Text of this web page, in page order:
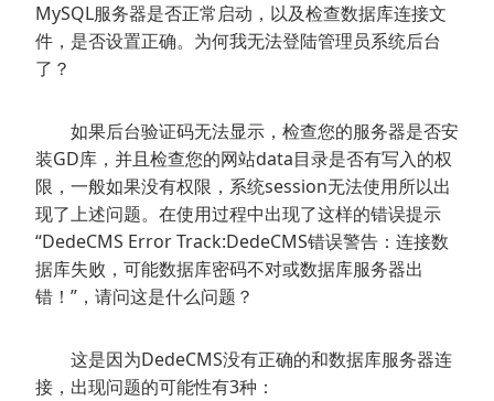
MySQL服务器是否正常启动，以及检查数据库连接文
件，是否设置正确。为何我无法登陆管理员系统后台
了？
如果后台验证码无法显示，检查您的服务器是否安
装GD库，并且检查您的网站data目录是否有写入的权
限，一般如果没有权限，系统session无法使用所以出
现了上述问题。在使用过程中出现了这样的错误提示
“DedeCMS Error Track:DedeCMS错误警告：连接数
据库失败，可能数据库密码不对或数据库服务器出
错！”，请问这是什么问题？
这是因为DedeCMS没有正确的和数据库服务器连
接，出现问题的可能性有3种：